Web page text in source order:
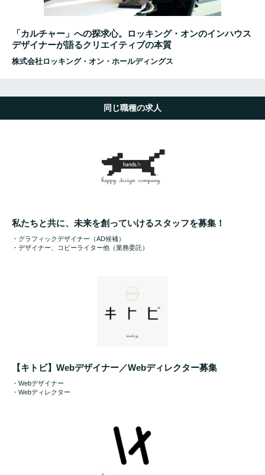
「カルチャー」への探求心。ロッキング・オンのインハウス
デザイナーが語るクリエイティブの本質
株式会社ロッキング・オン・ホールディングス
同じ職種の求人
私たちと共に、未来を創っていけるスタッフを募集！
・グラフィックデザイナー（AD候補）
・デザイナー、コピーライター他（業務委託）
【キトビ】Webデザイナー／Webディレクター募集
・Webデザイナー
・Webディレクター